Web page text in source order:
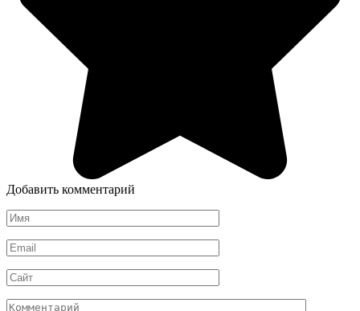
Добавить комментарий
Имя
Email
Сайт
Комментарий